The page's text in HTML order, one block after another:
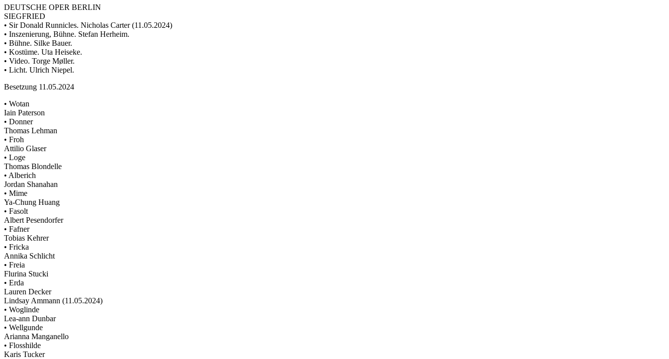
DEUTSCHE OPER BERLIN
SIEGFRIED
• Sir Donald Runnicles. Nicholas Carter (11.05.2024)
• Inszenierung, Bühne. Stefan Herheim.
• Bühne. Silke Bauer.
• Kostüme. Uta Heiseke.
• Video. Torge Møller.
• Licht. Ulrich Niepel.
Besetzung 11.05.2024
• Wotan
Iain Paterson
• Donner
Thomas Lehman
• Froh
Attilio Glaser
• Loge
Thomas Blondelle
• Alberich
Jordan Shanahan
• Mime
Ya-Chung Huang
• Fasolt
Albert Pesendorfer
• Fafner
Tobias Kehrer
• Fricka
Annika Schlicht
• Freia
Flurina Stucki
• Erda
Lauren Decker
Lindsay Ammann (11.05.2024)
• Woglinde
Lea-ann Dunbar
• Wellgunde
Arianna Manganello
• Flosshilde
Karis Tucker